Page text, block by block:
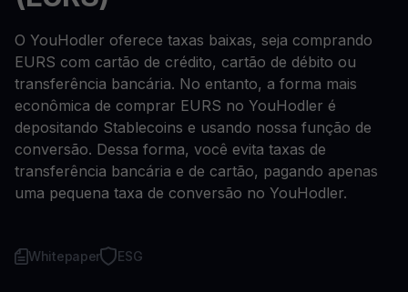
O YouHodler oferece taxas baixas, seja comprando
EURS com cartão de crédito, cartão de débito ou
transferência bancária. No entanto, a forma mais
econômica de comprar EURS no YouHodler é
depositando Stablecoins e usando nossa função de
conversão. Dessa forma, você evita taxas de
transferência bancária e de cartão, pagando apenas
uma pequena taxa de conversão no YouHodler.
Whitepaper ESG